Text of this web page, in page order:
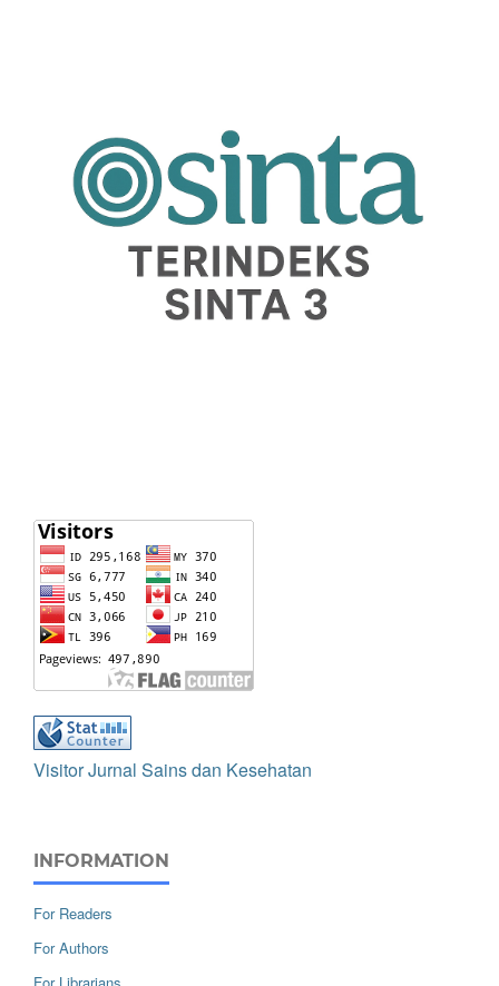
Visitor Jurnal Sains dan Kesehatan
INFORMATION
For Readers
For Authors